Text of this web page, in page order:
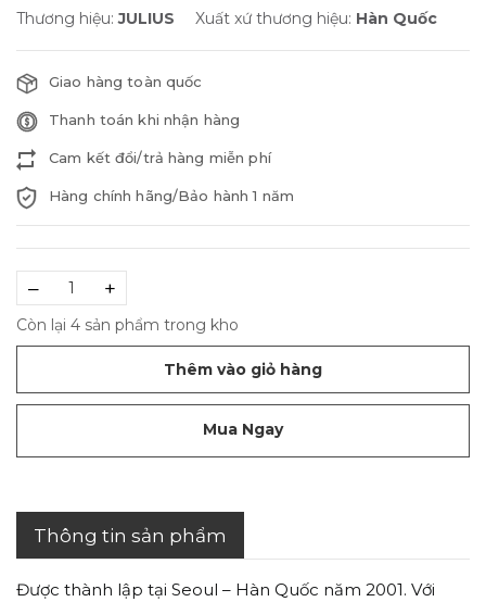
Thương hiệu:JULIUS Xuất xứ thương hiệu: Hàn Quốc
Giao hàng toàn quốc
Thanh toán khi nhận hàng
Cam kết đổi/trả hàng miễn phí
Hàng chính hãng/Bảo hành 1 năm
– +
Còn lại 4 sản phẩm trong kho
Thêm vào giỏ hàng
Mua Ngay
Thông tin sản phẩm
Được thành lập tại Seoul – Hàn Quốc năm 2001. Với